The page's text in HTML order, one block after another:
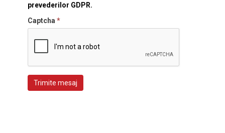
prevederilor GDPR.
Captcha *
Trimite mesaj